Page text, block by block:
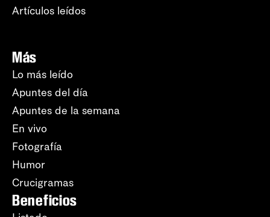
Artículos leídos
Más
Lo más leído
Apuntes del día
Apuntes de la semana
En vivo
Fotografía
Humor
Crucigramas
Beneficios